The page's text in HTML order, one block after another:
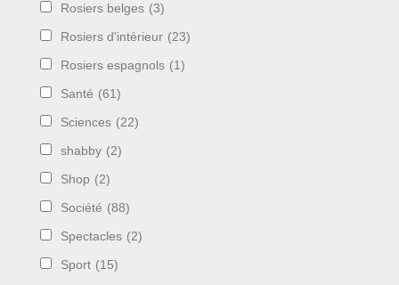
Rosiers belges (3)
Rosiers d'intérieur (23)
Rosiers espagnols (1)
Santé (61)
Sciences (22)
shabby (2)
Shop (2)
Société (88)
Spectacles (2)
Sport (15)